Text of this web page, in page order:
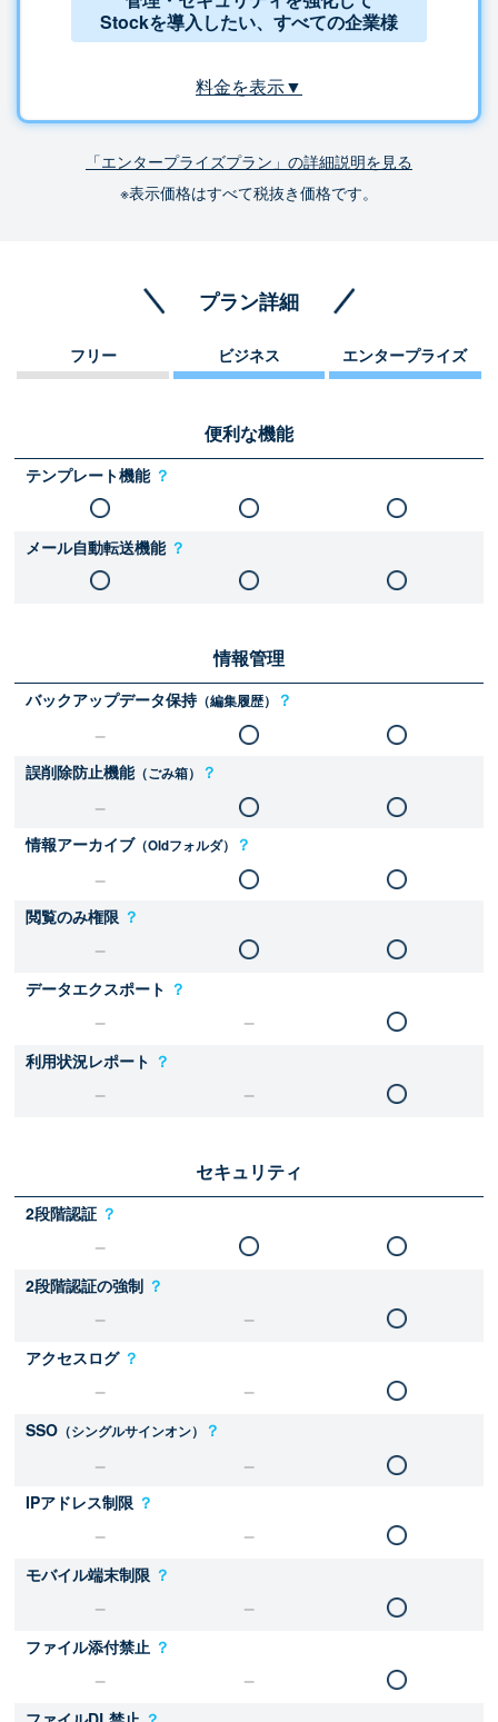
Stockを導入したい、すべての企業様
料金を表示▼
「エンタープライズプラン」の詳細説明を見る
※表示価格はすべて税抜き価格です。
プラン詳細
フリー ビジネス エンタープライズ
便利な機能
テンプレート機能 ？
メール自動転送機能 ？
情報管理
バックアップデータ保持（編集履歴） ？
誤削除防止機能（ごみ箱） ？
情報アーカイブ（Oldフォルダ） ？
閲覧のみ権限 ？
データエクスポート ？
利用状況レポート ？
セキュリティ
2段階認証 ？
2段階認証の強制 ？
アクセスログ ？
SSO （シングルサインオン） ？
IPアドレス制限 ？
モバイル端末制限 ？
ファイル添付禁止 ？